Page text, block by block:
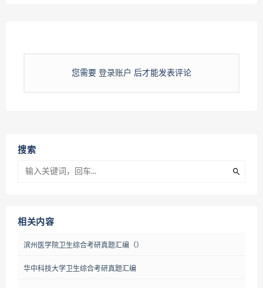
您需要 登录账户 后才能发表评论
搜索
相关内容
滨州医学院卫生综合考研真题汇编（）
华中科技大学卫生综合考研真题汇编